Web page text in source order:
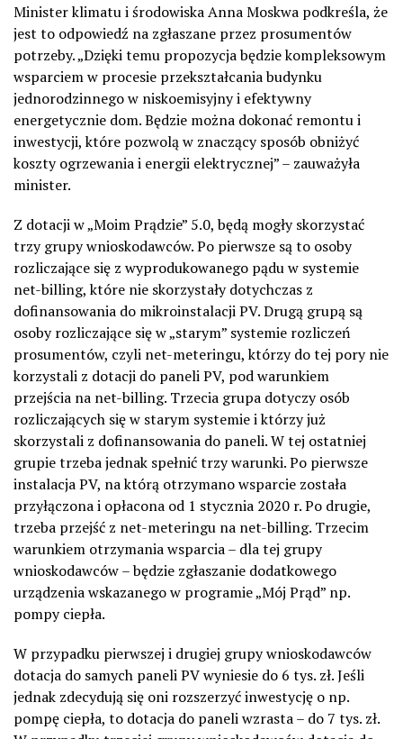
Minister klimatu i środowiska Anna Moskwa podkreśla, że
jest to odpowiedź na zgłaszane przez prosumentów
potrzeby. „Dzięki temu propozycja będzie kompleksowym
wsparciem w procesie przekształcania budynku
jednorodzinnego w niskoemisyjny i efektywny
energetycznie dom. Będzie można dokonać remontu i
inwestycji, które pozwolą w znaczący sposób obniżyć
koszty ogrzewania i energii elektrycznej” – zauważyła
minister.
Z dotacji w „Moim Prądzie” 5.0, będą mogły skorzystać
trzy grupy wnioskodawców. Po pierwsze są to osoby
rozliczające się z wyprodukowanego pądu w systemie
net-billing, które nie skorzystały dotychczas z
dofinansowania do mikroinstalacji PV. Drugą grupą są
osoby rozliczające się w „starym” systemie rozliczeń
prosumentów, czyli net-meteringu, którzy do tej pory nie
korzystali z dotacji do paneli PV, pod warunkiem
przejścia na net-billing. Trzecia grupa dotyczy osób
rozliczających się w starym systemie i którzy już
skorzystali z dofinansowania do paneli. W tej ostatniej
grupie trzeba jednak spełnić trzy warunki. Po pierwsze
instalacja PV, na którą otrzymano wsparcie została
przyłączona i opłacona od 1 stycznia 2020 r. Po drugie,
trzeba przejść z net-meteringu na net-billing. Trzecim
warunkiem otrzymania wsparcia – dla tej grupy
wnioskodawców – będzie zgłaszanie dodatkowego
urządzenia wskazanego w programie „Mój Prąd” np.
pompy ciepła.
W przypadku pierwszej i drugiej grupy wnioskodawców
dotacja do samych paneli PV wyniesie do 6 tys. zł. Jeśli
jednak zdecydują się oni rozszerzyć inwestycję o np.
pompę ciepła, to dotacja do paneli wzrasta – do 7 tys. zł.